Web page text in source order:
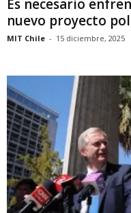
Es necesario
nuevo proyecto
MIT Chile - 15 diciembre, 2025